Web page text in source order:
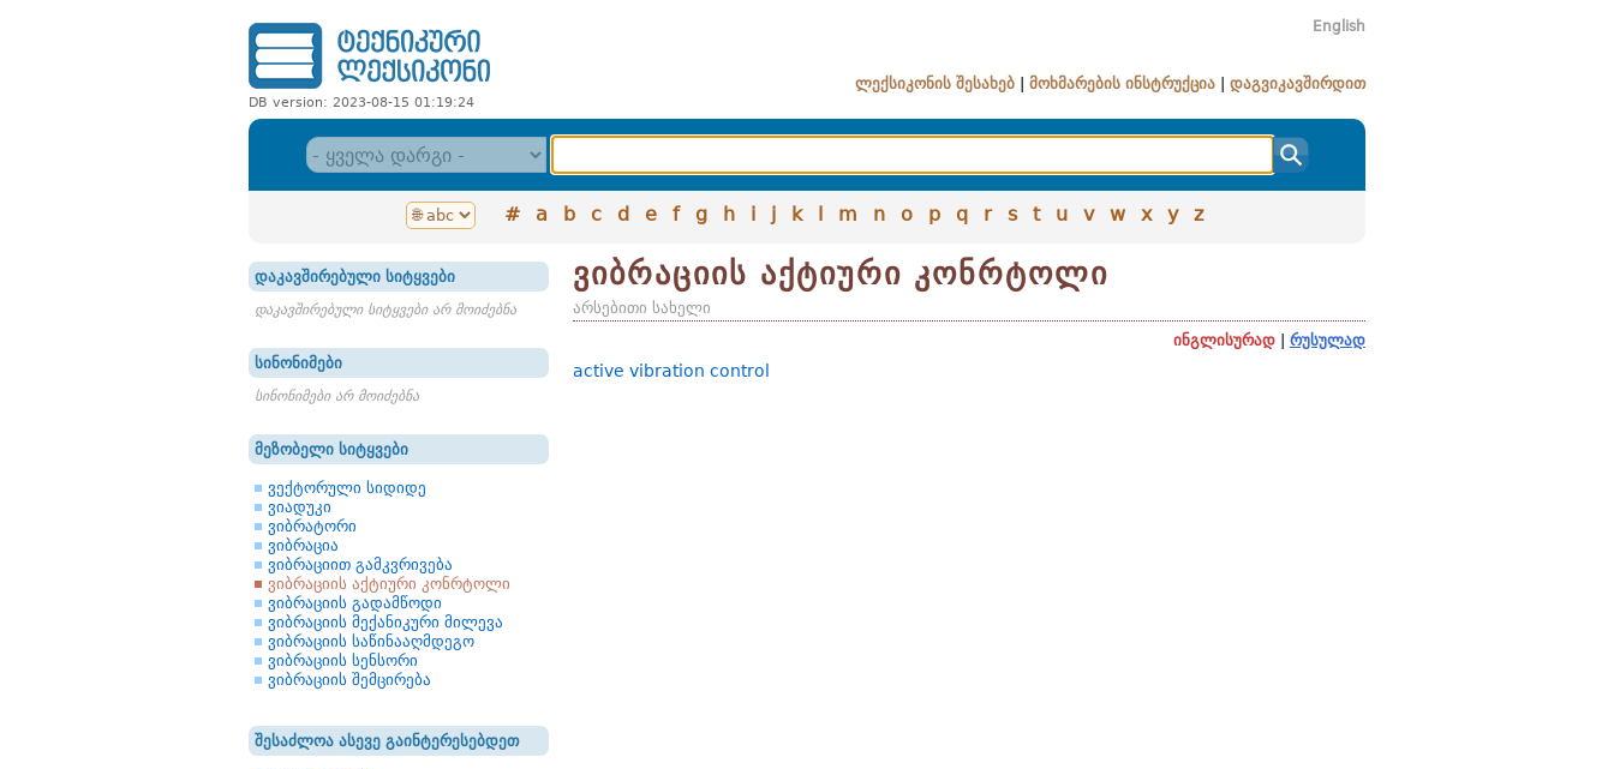
DB version: 2023-08-15 01:19:24
English
ლექსიკონის შესახებ მოხმარების ინსტრუქცია დაგვიკავშირდით
# a b c d e f g h i j k l m n o p q r s t u v w x y z
დაკავშირებული სიტყვები
დაკავშირებული სიტყვები არ მოიძებნა
სინონიმები
სინონიმები არ მოიძებნა
მეზობელი სიტყვები
ვექტორული სიდიდე
ვიადუკი
ვიბრატორი
ვიბრაცია
ვიბრაციით გამკვრივება
ვიბრაციის აქტიური კონრტოლი
ვიბრაციის გადამწოდი
ვიბრაციის მექანიკური მილევა
ვიბრაციის საწინააღმდეგო
ვიბრაციის სენსორი
ვიბრაციის შემცირება
შესაძლოა ასევე გაინტერესებდეთ
ვიბრაციის აქტიური კონრტოლი
არსებითი სახელი
ინგლისურად
რუსულად
active vibration control